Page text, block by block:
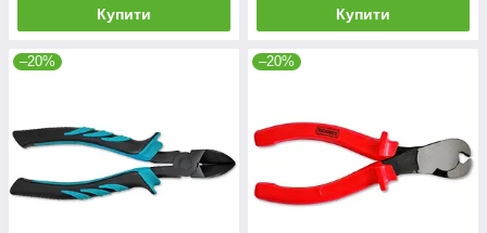
Купити Купити
–20% –20%